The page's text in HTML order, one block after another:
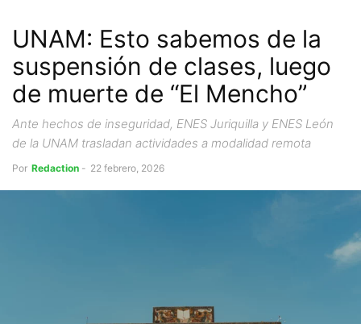
UNAM: Esto sabemos de la
suspensión de clases, luego
de muerte de “El Mencho”
Ante hechos de inseguridad, ENES Juriquilla y ENES León
de la UNAM trasladan actividades a modalidad remota
Por Redaction - 22 febrero, 2026